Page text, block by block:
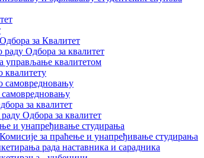
за Квалитет
Одбора за квалитет
управљање квалитетом
квалитету
самовредновању
за квалитет
Одбора за квалитет
и унапређивање студирања
за праћење и унапређивање студирања
рада наставника и сарадника